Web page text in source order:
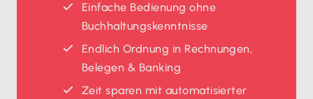
Einfache Bedienung ohne
Buchhaltungskenntnisse
Endlich Ordnung in Rechnungen,
Belegen & Banking
Zeit sparen mit automatisierter